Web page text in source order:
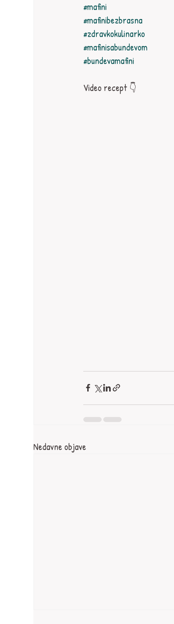
#mafini
#mafinibezbrasna
#zdravkokulinarko
#mafinisabundevom
#bundevamafini
Video recept 👇
Nedavne objave